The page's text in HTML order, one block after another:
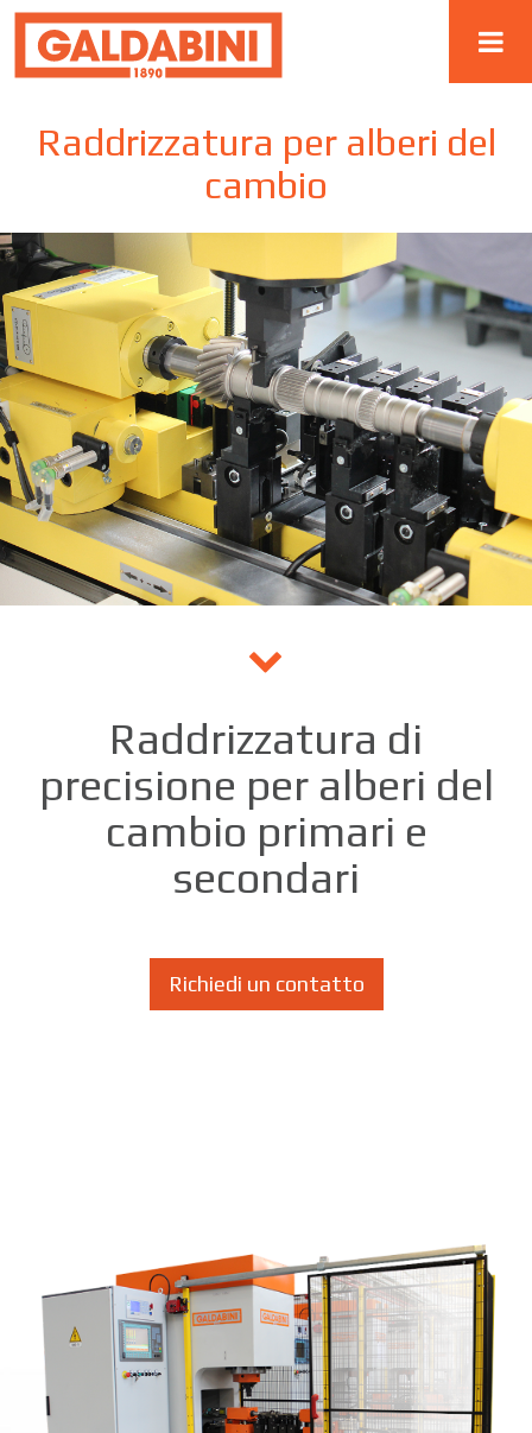
Raddrizzatura per alberi del
cambio
Raddrizzatura di
precisione per alberi del
cambio primari e
secondari
Richiedi un contatto